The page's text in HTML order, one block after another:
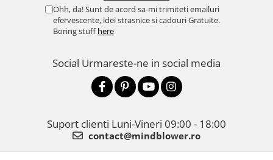
Ohh, da! Sunt de acord sa-mi trimiteti emailuri
efervescente, idei strasnice si cadouri Gratuite.
Boring stuffhere
Social Urmareste-ne in social media
Suport clienti Luni-Vineri 09:00 - 18:00
contact@mindblower.ro